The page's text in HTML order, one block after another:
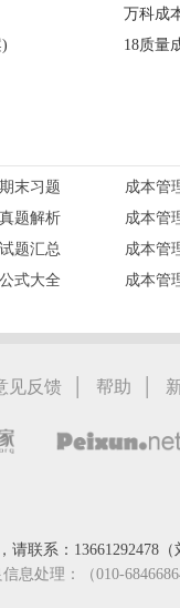
万科成
18质量
末习题 成本管
题解析 成本管
题汇总 成本管
式大全 成本管
见反馈 | 帮助 |
请联系：13661292478（
息处理：（010-